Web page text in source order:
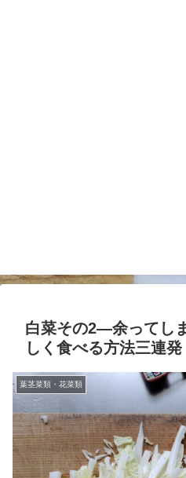
白菜その2―余ってし
しく食べる方法三連発
葉茎菜類・花菜類